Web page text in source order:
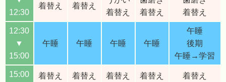
12:30
着替え 着替え
着替え
着替え
着替え
12:30
▼
15:00
午睡 午睡 午睡 午睡
午睡
後期
午睡→学習
15:00
着替え 着替え 着替え 着替え 着替え